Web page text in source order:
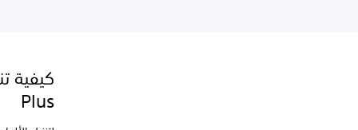
Plus